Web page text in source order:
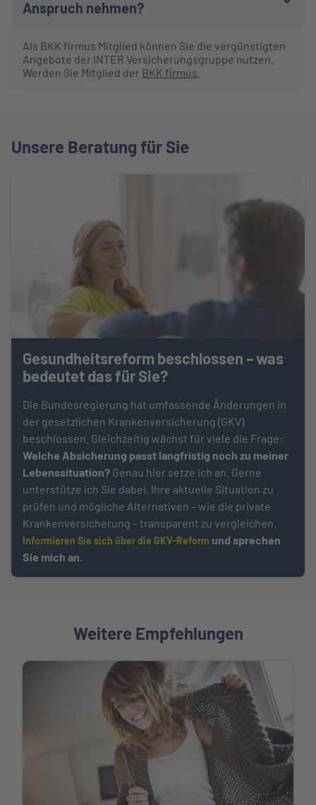
Anspruch nehmen?
Als BKK firmus Mitglied können Sie die vergünstigten
Angebote der INTER Versicherungsgruppe nutzen.
Werden Sie Mitglied der BKK firmus
Unsere Beratung für Sie
Gesundheitsreform beschlossen – was
bedeutet das für Sie?
Die Bundesregierung hat umfassende Änderungen in
der gesetzlichen Krankenversicherung (GKV)
beschlossen. Gleichzeitig wächst für viele die Frage:
Welche Absicherung passt langfristig noch zu meiner
Lebenssituation? Genau hier setze ich an. Gerne
unterstütze ich Sie dabei, Ihre aktuelle Situation zu
prüfen und mögliche Alternativen – wie die private
Krankenversicherung – transparent zu vergleichen.
Informieren Sie sich über die GKV-Reform und sprechen
Sie mich an.
Weitere Empfehlungen